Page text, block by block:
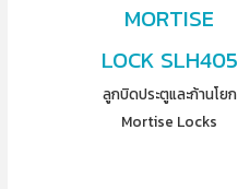
MORTISE
LOCK SLH405
ลูกบิดประตูและก้านโยก
Mortise Locks